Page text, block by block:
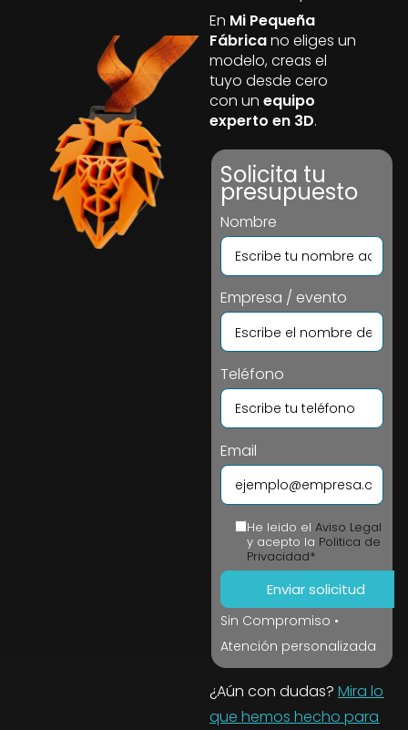
En Mi Pequeña
Fábricano eliges un
modelo, creas el
tuyo desde cero
con unequipo
experto en 3D.
Solicita tu
presupuesto
Nombre
Empresa / evento
Teléfono
Email
He leido elAviso Legal
y acepto la Politica de
Privacidad*
Sin Compromiso •
Atención personalizada
¿Aún con dudas?Mira lo
que hemos hecho para